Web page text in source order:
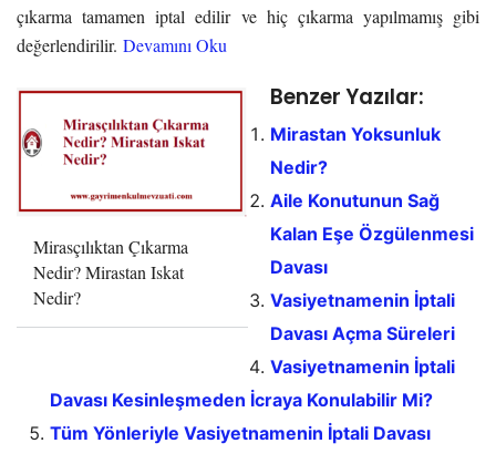
çıkarma tamamen iptal edilir ve hiç çıkarma yapılmamış gibi
değerlendirilir. Devamını Oku
Mirasçılıktan Çıkarma
Nedir? Mirastan Iskat
Nedir?
Benzer Yazılar:
Mirastan Yoksunluk
Nedir?
Aile Konutunun Sağ
Kalan Eşe Özgülenmesi
Davası
Vasiyetnamenin İptali
Davası Açma Süreleri
Vasiyetnamenin İptali
Davası Kesinleşmeden İcraya Konulabilir Mi?
Tüm Yönleriyle Vasiyetnamenin İptali Davası